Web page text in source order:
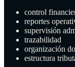
control
reportes
supervisión
trazabilidad
organización
estructura